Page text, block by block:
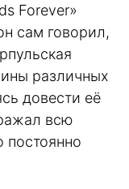
Forever»
сам говорил,
различных
довести её
всю